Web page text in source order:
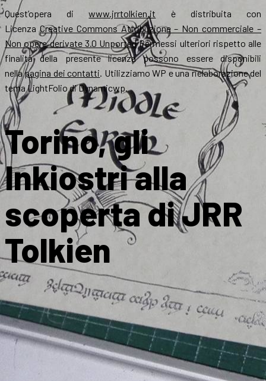
Quest’opera diwww.jrrtolkien.it è distribuita con
LicenzaCreative Commons Attribuzione – Non commerciale –
Non opere derivate 3.0 UnportedPermessi ulteriori rispetto alle
finalità della presente licenza possono essere disponibili
nellapagina dei contatti. Utilizziamo WP e una rielaborazione del
tema LightFolio di Dynamicwp.
Torino, gli
Inkiostri alla
scoperta di JRR
Tolkien